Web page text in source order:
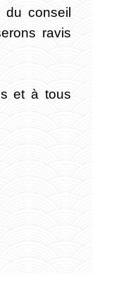
du conseil
ravis
et à tous